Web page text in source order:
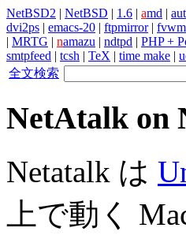
NetBSD2 | NetBSD | 1.6 | amd |
dvi2ps | emacs-20 | ftpmirror|
| MRTG | namazu | ndtpd | PHP +
smtpfeed | tcsh | TeX | time make |
全文検索
NetAtalk on
Netatalk は
上で動く